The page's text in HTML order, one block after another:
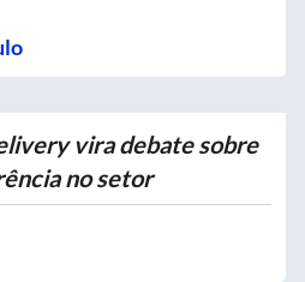
vira debate sobre
no setor